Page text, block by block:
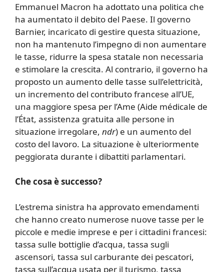
Emmanuel Macron ha adottato una politica che
ha aumentato il debito del Paese. Il governo
Barnier, incaricato di gestire questa situazione,
non ha mantenuto l’impegno di non aumentare
le tasse, ridurre la spesa statale non necessaria
e stimolare la crescita. Al contrario, il governo ha
proposto un aumento delle tasse sull’elettricità,
un incremento del contributo francese all’UE,
una maggiore spesa per l’Ame (Aide médicale de
l’État, assistenza gratuita alle persone in
situazione irregolare, ndr) e un aumento del
costo del lavoro. La situazione è ulteriormente
peggiorata durante i dibattiti parlamentari.
Che cosa è successo?
L’estrema sinistra ha approvato emendamenti
che hanno creato numerose nuove tasse per le
piccole e medie imprese e per i cittadini francesi:
tassa sulle bottiglie d’acqua, tassa sugli
ascensori, tassa sul carburante dei pescatori,
tassa sull’acqua usata per il turismo, tassa